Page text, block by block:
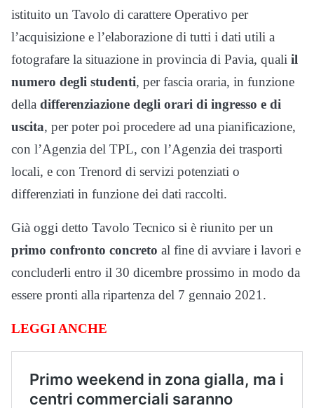
istituito un Tavolo di carattere Operativo per
l’acquisizione e l’elaborazione di tutti i dati utili a
fotografare la situazione in provincia di Pavia, quali il
numero degli studenti, per fascia oraria, in funzione
della differenziazione degli orari di ingresso e di
uscita, per poter poi procedere ad una pianificazione,
con l’Agenzia del TPL, con l’Agenzia dei trasporti
locali, e con Trenord di servizi potenziati o
differenziati in funzione dei dati raccolti.
Già oggi detto Tavolo Tecnico si è riunito per un
primo confronto concreto al fine di avviare i lavori e
concluderli entro il 30 dicembre prossimo in modo da
essere pronti alla ripartenza del 7 gennaio 2021.
LEGGI ANCHE